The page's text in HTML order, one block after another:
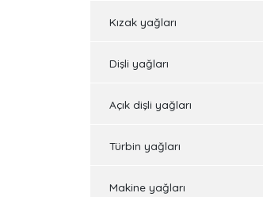
Kızak yağları
Dişli yağları
Açık dişli yağları
Türbin yağları
Makine yağları